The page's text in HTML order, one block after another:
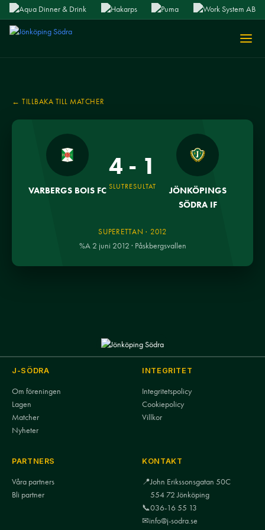
← TILLBAKA TILL MATCHER
VARBERGS BOIS FC
4 - 1
SLUTRESULTAT
JÖNKÖPINGS
SÖDRA IF
SUPERETTAN · 2012
%A 2 juni 2012 · Påskbergsvallen
J-SÖDRA
Om föreningen
Lagen
Matcher
Nyheter
INTEGRITET
Integritetspolicy
Cookiepolicy
Villkor
PARTNERS
Våra partners
Bli partner
KONTAKT
📍John Erikssonsgatan 50C
554 72 Jönköping
📞036-16 55 13
✉info@j-sodra.se